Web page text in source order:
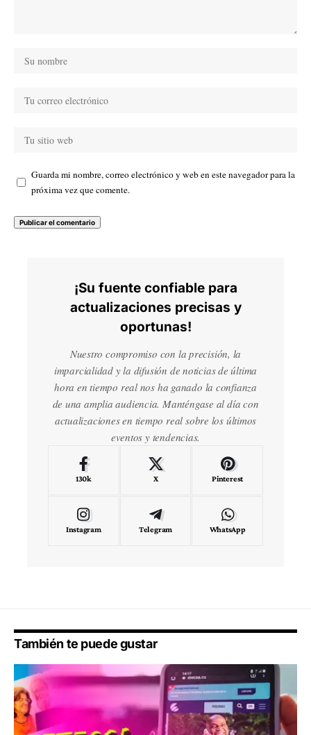
Guarda mi nombre, correo electrónico y web en este navegador para la
próxima vez que comente.
¡Su fuente confiable para
actualizaciones precisas y
oportunas!
Nuestro compromiso con la precisión, la
imparcialidad y la difusión de noticias de última
hora en tiempo real nos ha ganado la confianza
de una amplia audiencia. Manténgase al día con
actualizaciones en tiempo real sobre los últimos
eventos y tendencias.
130k X Pinterest
Instagram Telegram WhatsApp
También te puede gustar